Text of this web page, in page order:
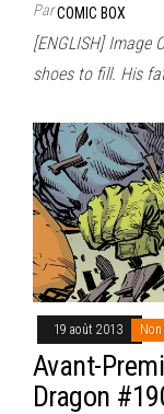
ParCOMIC BOX
[ENGLISH] Image
shoes to fill. His
19 août 2013 Non
Avant-
Dragon